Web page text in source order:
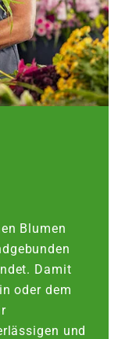
Blumen
Damit
oder dem
und